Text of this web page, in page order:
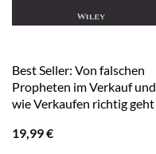
Best Seller: Von falschen
Propheten im Verkauf und
wie Verkaufen richtig geht
19,99€